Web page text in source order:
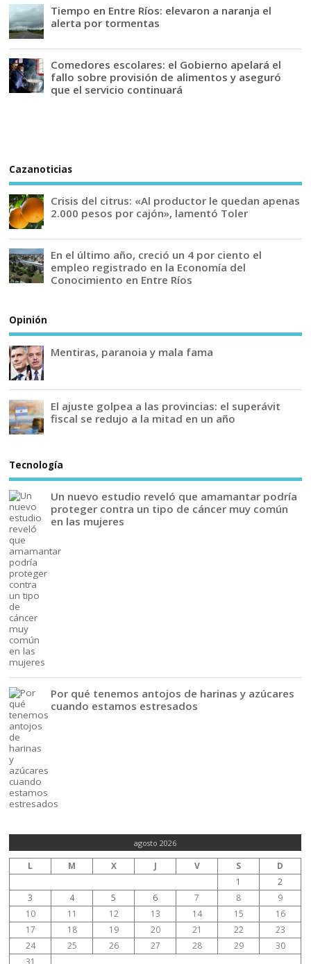
Tiempo en Entre Ríos: elevaron a naranja el
alerta por tormentas
Comedores escolares: el Gobierno apelará el
fallo sobre provisión de alimentos y aseguró
que el servicio continuará
Cazanoticias
Crisis del citrus: «Al productor le quedan apenas
2.000 pesos por cajón», lamentó Toler
En el último año, creció un 4 por ciento el
empleo registrado en la Economía del
Conocimiento en Entre Ríos
Opinión
Mentiras, paranoia y mala fama
El ajuste golpea a las provincias: el superávit
fiscal se redujo a la mitad en un año
Tecnología
Un nuevo estudio reveló que amamantar podría
proteger contra un tipo de cáncer muy común
en las mujeres
Por qué tenemos antojos de harinas y azúcares
cuando estamos estresados
agosto 2026
L M X J V S
D
1
2
3
4 5 6 7 8
9
10
11 12 13 14 15
16
17
18 19 20 21 22
23
24
25 26 27 28 29
30
31